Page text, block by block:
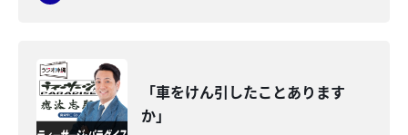
「車をけん引したことあります
か」